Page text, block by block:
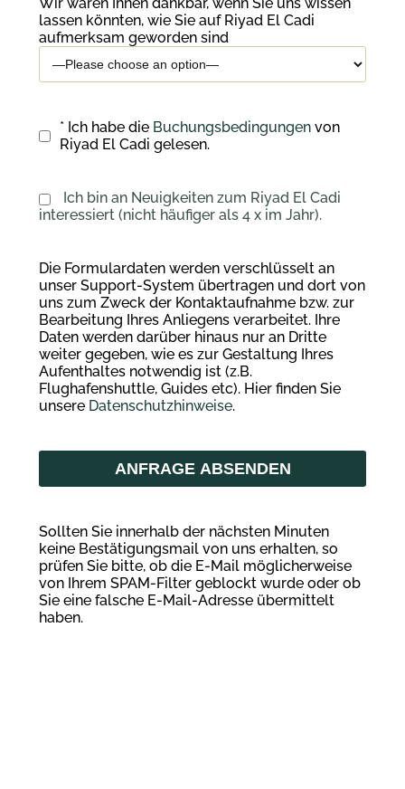
Wir wären Ihnen dankbar, wenn Sie uns wissen
lassen könnten, wie Sie auf Riyad El Cadi
aufmerksam geworden sind
* Ich habe die Buchungsbedingungenvon
Riyad El Cadi gelesen.
Ich bin an Neuigkeiten zum Riyad El Cadi
interessiert (nicht häufiger als 4 x im Jahr).
Die Formulardaten werden verschlüsselt an
unser Support-System übertragen und dort von
uns zum Zweck der Kontaktaufnahme bzw. zur
Bearbeitung Ihres Anliegens verarbeitet. Ihre
Daten werden darüber hinaus nur an Dritte
weiter gegeben, wie es zur Gestaltung Ihres
Aufenthaltes notwendig ist (z.B.
Flughafenshuttle, Guides etc). Hier finden Sie
unsere Datenschutzhinweise.
Sollten Sie innerhalb der nächsten Minuten
keine Bestätigungsmail von uns erhalten, so
prüfen Sie bitte, ob die E-Mail möglicherweise
von Ihrem SPAM-Filter geblockt wurde oder ob
Sie eine falsche E-Mail-Adresse übermittelt
haben.